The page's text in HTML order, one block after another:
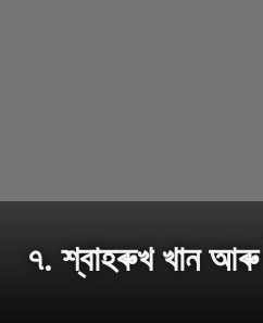
৭. শ্বাহৰুখ খান আৰু